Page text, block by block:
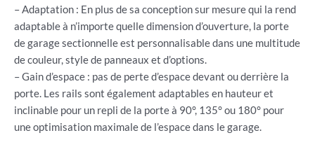
– Adaptation : En plus de sa conception sur mesure qui la rend
adaptable à n’importe quelle dimension d’ouverture, la porte
de garage sectionnelle est personnalisable dans une multitude
de couleur, style de panneaux et d’options.
– Gain d’espace : pas de perte d’espace devant ou derrière la
porte. Les rails sont également adaptables en hauteur et
inclinable pour un repli de la porte à 90°, 135° ou 180° pour
une optimisation maximale de l’espace dans le garage.